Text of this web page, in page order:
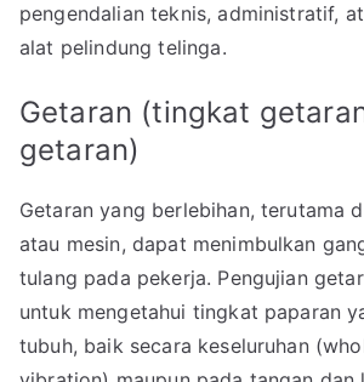
pengendalian teknis, administratif,
alat pelindung telinga.
Getaran (tingkat
getaran)
Getaran yang berlebihan, terutama
atau mesin, dapat menimbulkan
tulang pada pekerja. Pengujian
untuk mengetahui tingkat paparan
tubuh, baik secara keseluruhan